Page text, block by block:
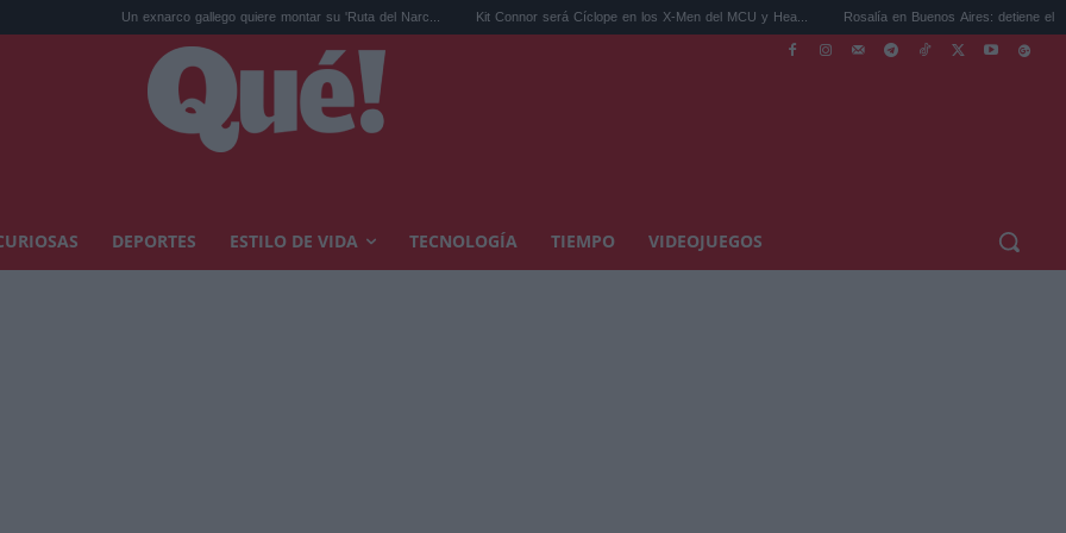
Un exnarco gallego quiere montar su 'Ruta del Narc... Kit Connor será Cíclope en los X-Men del MCU y Hea... Rosalía en Buenos Aires: detiene el tráfico y se s...
DEPORTES ESTILO DE VIDA TECNOLOGÍA TIEMPO VIDEOJUEGOS